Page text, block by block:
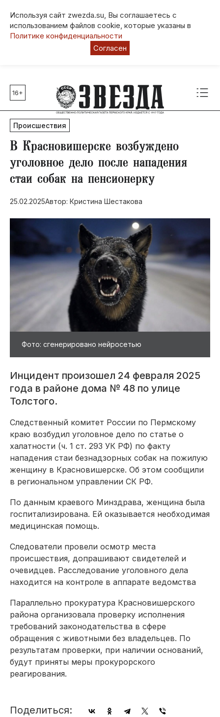
Используя сайт zwezda.su, Вы соглашаетесь с
использованием файлов cookie, которые указаны в
Политике конфиденциальности
Согласен
Главные темы
80 лет Победы
Молодежная столица РФ
СВО
Социальная поддержка
Инфраструктура
Благоустройство
16+
Происшествия
​В Красновишерске возбуждено
уголовное дело после нападения
стаи собак на пенсионерку
25.02.2025Автор: Кристина Шестакова
Фото: сгенерировано нейросетью
Инцидент произошел 24 февраля 2025
года в районе дома № 48 по улице
Толстого.
Следственный комитет России по Пермскому
краю возбудил уголовное дело по статье о
халатности (ч. 1 ст. 293 УК РФ) по факту
нападения стаи безнадзорных собак на пожилую
женщину в Красновишерске. Об этом сообщили
в региональном управлении СК РФ.
По данным краевого Минздрава, женщина была
госпитализирована. Ей оказывается необходимая
медицинская помощь.
Следователи провели осмотр места
происшествия, допрашивают свидетелей и
очевидцев. Расследование уголовного дела
находится на контроле в аппарате ведомства
Параллельно прокуратура Красновишерского
района организовала проверку исполнения
требований законодательства в сфере
обращения с животными без владельцев. По
результатам проверки, при наличии оснований,
будут приняты меры прокурорского
реагирования.
Поделиться: